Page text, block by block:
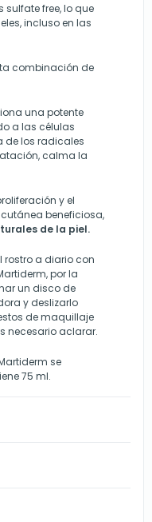
sulfate free, lo que
incluso en las
combinación de
una potente
a las células
de los radicales
calma la
y el
beneficiosa,
de la piel.
rostro a diario con
por la
un disco de
y deslizarlo
de maquillaje
necesario aclarar.
se
75 ml.